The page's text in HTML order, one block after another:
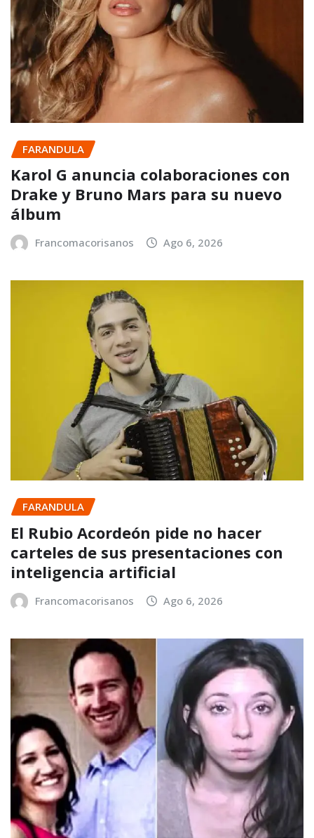
FARANDULA
Karol G anuncia colaboraciones con
Drake y Bruno Mars para su nuevo
álbum
Francomacorisanos Ago 6, 2026
FARANDULA
El Rubio Acordeón pide no hacer
carteles de sus presentaciones con
inteligencia artificial
Francomacorisanos Ago 6, 2026